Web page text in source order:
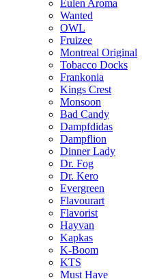
Eulen Aroma
Wanted
OWL
Fruizee
Montreal Original
Tobacco Docks
Frankonia
Kings Crest
Monsoon
Bad Candy
Dampfdidas
Dampflion
Dinner Lady
Dr. Fog
Dr. Kero
Evergreen
Flavourart
Flavorist
Hayvan
Kapkas
K-Boom
KTS
Must Have